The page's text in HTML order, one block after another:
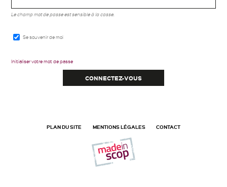
Le champ mot de passe est sensible à la casse.
Se souvenir de moi
Initialiser votre mot de passe
PLAN DU SITE MENTIONS LÉGALES CONTACT